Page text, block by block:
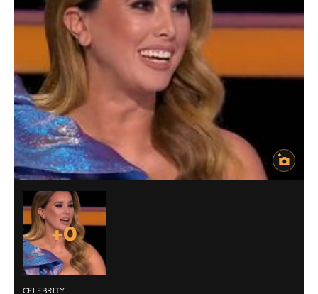
+0
CELEBRITY